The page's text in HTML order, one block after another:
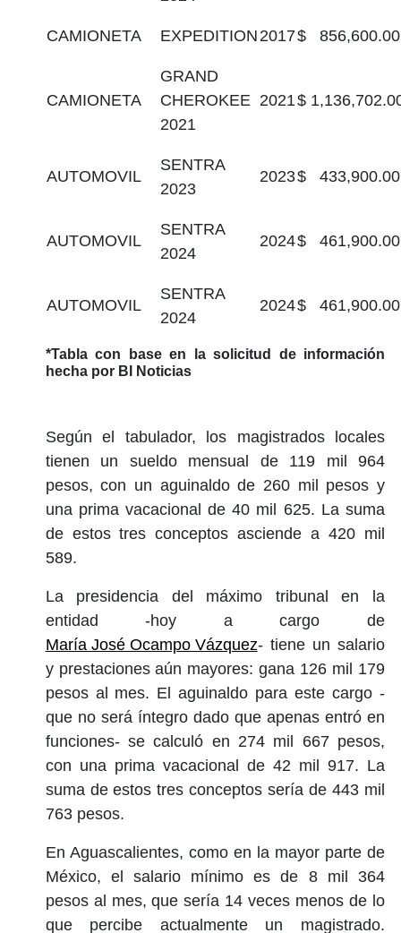
CAMIONETA EXPEDITION 2017$ 856,600.00
CAMIONETA
GRAND
CHEROKEE
2021
2021$
AUTOMOVIL
SENTRA
2023
2023$ 433,900.00
AUTOMOVIL
SENTRA
2024
2024$ 461,900.00
AUTOMOVIL
SENTRA
2024
2024$ 461,900.00
*Tabla con base en la solicitud de información
hecha por BI Noticias
Según el tabulador, los magistrados locales
tienen un sueldo mensual de 119 mil 964
pesos, con un aguinaldo de 260 mil pesos y
una prima vacacional de 40 mil 625. La suma
de estos tres conceptos asciende a 420 mil
589.
La presidencia del máximo tribunal en la
entidad -hoy a cargo de
María José Ocampo Vázquez- tiene un salario
y prestaciones aún mayores: gana 126 mil 179
pesos al mes. El aguinaldo para este cargo -
que no será íntegro dado que apenas entró en
funciones- se calculó en 274 mil 667 pesos,
con una prima vacacional de 42 mil 917. La
suma de estos tres conceptos sería de 443 mil
763 pesos.
En Aguascalientes, como en la mayor parte de
México, el salario mínimo es de 8 mil 364
pesos al mes, que sería 14 veces menos de lo
que percibe actualmente un magistrado.